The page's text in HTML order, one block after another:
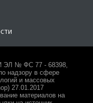
ЭЛ № ФС 77 - 68398,
надзору в сфере
и массовых
27.01.2017
материалов на